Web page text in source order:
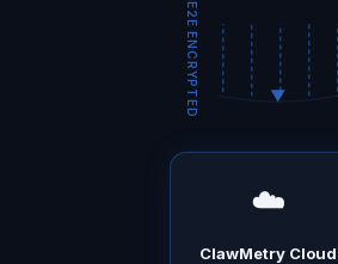
E2E ENCRYPTED
☁️
ClawMetry Cloud